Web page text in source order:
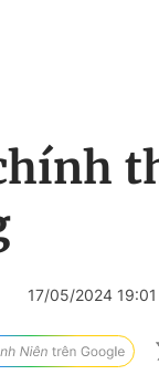
17/05/2024 19:01